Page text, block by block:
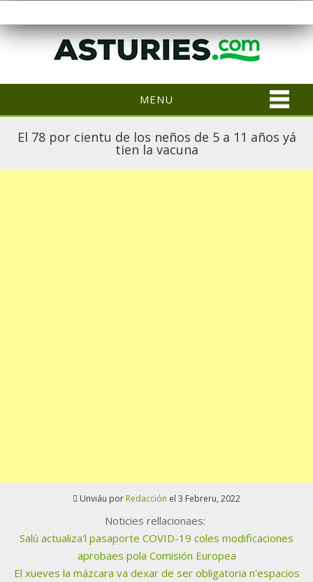
MENU
El 78 por cientu de los neños de 5 a 11 años yá
tien la vacuna
Unviáu por Redacción el 3 Febreru, 2022
Noticies rellacionaes:
Salú actualiza'l pasaporte COVID-19 coles modificaciones
aprobaes pola Comisión Europea
El xueves la mázcara va dexar de ser obligatoria n'espacios